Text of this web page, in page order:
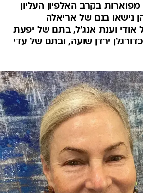
בקרב האלפיון העליון
נישאו בנם של אריאלה
אודי וענת אנג'ל, בתם של יפעת
ירדן שועה, ובתם של עדי